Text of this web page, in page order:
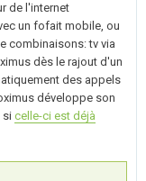
de l'internet
un fofait mobile, ou
combinaisons: tv via
dès le rajout d'un
des appels
développe son
si celle-ci est déjà